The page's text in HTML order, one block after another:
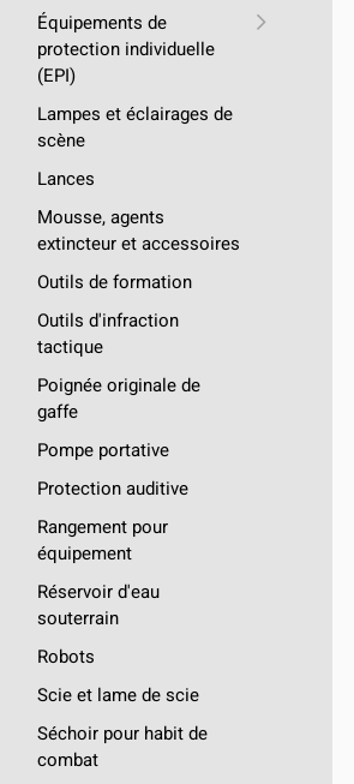
Équipements de
protection individuelle
(EPI)
Lampes et éclairages de
scène
Lances
Mousse, agents
extincteur et accessoires
Outils de formation
Outils d'infraction
tactique
Poignée originale de
gaffe
Pompe portative
Protection auditive
Rangement pour
équipement
Réservoir d'eau
souterrain
Robots
Scie et lame de scie
Séchoir pour habit de
combat